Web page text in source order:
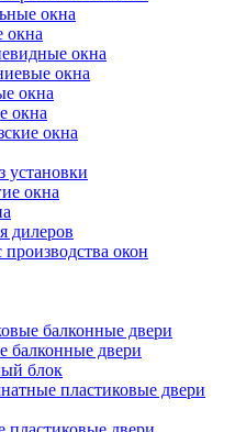
окна
окна
окна
окна
окна
окна
окна
установки
окна
дилеров
окон
балконные двери
балконные двери
блок
пластиковые двери